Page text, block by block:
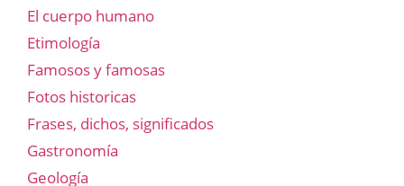
El cuerpo humano
Etimología
Famosos y famosas
Fotos historicas
Frases, dichos, significados
Gastronomía
Geología